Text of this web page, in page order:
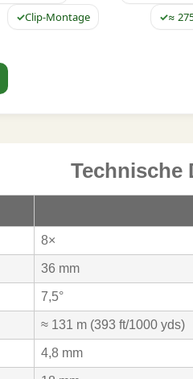
Clip-Montage
≈
Technische
8×
36 mm
7,5°
≈ 131 m (393 ft/1000 yds)
4,8 mm